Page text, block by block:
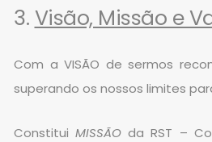
3. Visão, Missão e
Com a VISÃO de sermos
superando os nossos limites
ConstituiMISSÃOda RST –